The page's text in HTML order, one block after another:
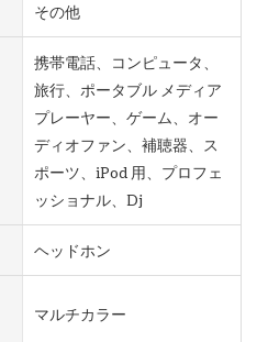
その他
携帯電話、コンピュータ、
旅行、ポータブル メディア
プレーヤー、ゲーム、オー
ディオファン、補聴器、ス
ポーツ、iPod 用、プロフェ
ッショナル、Dj
ヘッドホン
マルチカラー